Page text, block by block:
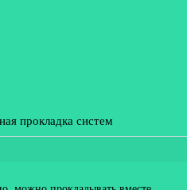
прокладка систем